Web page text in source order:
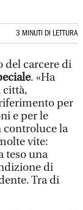
3 MINUTI DI LETTURA
del carcere di
. «Ha
città,
per
e per le
la
vite:
teso una
di
Tra di